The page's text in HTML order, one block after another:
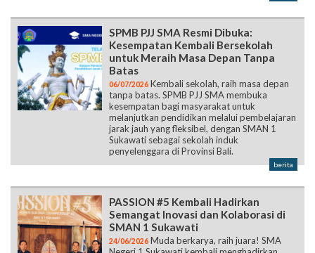
SPMB PJJ SMA Resmi Dibuka:
Kesempatan Kembali Bersekolah
untuk Meraih Masa Depan Tanpa
Batas
06/07/2026 Kembali sekolah, raih masa depan
tanpa batas. SPMB PJJ SMA membuka
kesempatan bagi masyarakat untuk
melanjutkan pendidikan melalui pembelajaran
jarak jauh yang fleksibel, dengan SMAN 1
Sukawati sebagai sekolah induk
penyelenggara di Provinsi Bali.
berita
PASSION #5 Kembali Hadirkan
Semangat Inovasi dan Kolaborasi di
SMAN 1 Sukawati
24/06/2026 Muda berkarya, raih juara! SMA